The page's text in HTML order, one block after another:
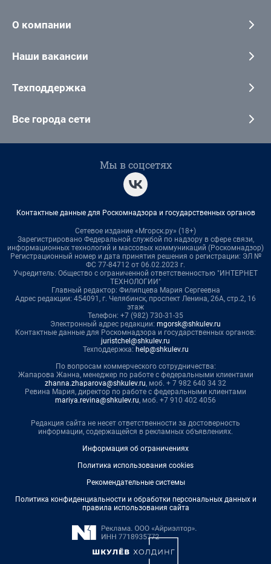
О компании
Наши вакансии
Техподдержка
Все города сети
Мы в соцсетях
Контактные данные для Роскомнадзора и государственных органов
Сетевое издание «Мгорск.ру» (18+)
Зарегистрировано Федеральной службой по надзору в сфере связи,
информационных технологий и массовых коммуникаций (Роскомнадзор)
Регистрационный номер и дата принятия решения о регистрации: ЭЛ №
ФС 77-84712 от 06.02.2023 г.
Учредитель: Общество с ограниченной ответственностью "ИНТЕРНЕТ
ТЕХНОЛОГИИ"
Главный редактор: Филипцева Мария Сергеевна
Адрес редакции: 454091, г. Челябинск, проспект Ленина, 26А, стр.2, 16
этаж
Телефон: +7 (982) 730-31-35
Электронный адрес редакции: mgorsk@shkulev.ru
Контактные данные для Роскомнадзора и государственных органов:
juristchel@shkulev.ru
Техподдержка: help@shkulev.ru
По вопросам коммерческого сотрудничества:
Жапарова Жанна, менеджер по работе с федеральными клиентами
zhanna.zhaparova@shkulev.ru, моб. + 7 982 640 34 32
Ревина Мария, директор по работе с федеральными клиентами
mariya.revina@shkulev.ru, моб. +7 910 402 4056
Редакция сайта не несет ответственности за достоверность
информации, содержащейся в рекламных объявлениях.
Информация об ограничениях
Политика использования cookies
Рекомендательные системы
Политика конфиденциальности и обработки персональных данных и
правила использования сайта